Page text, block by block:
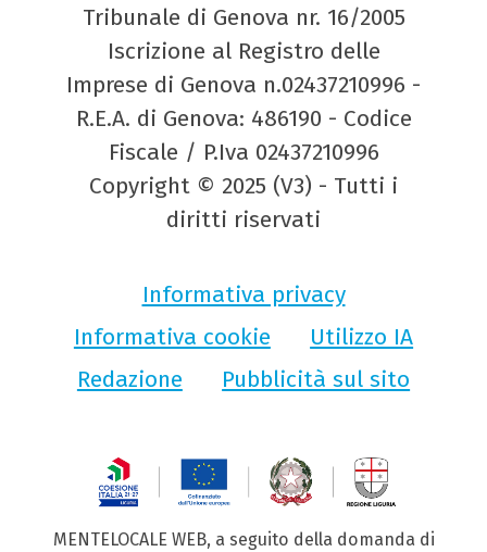
Tribunale di Genova nr. 16/2005
Iscrizione al Registro delle
Imprese di Genova n.02437210996 -
R.E.A. di Genova: 486190 - Codice
Fiscale / P.Iva 02437210996
Copyright © 2025 (V3) - Tutti i
diritti riservati
Informativa privacy
Informativa cookie
Utilizzo IA
Redazione
Pubblicità sul sito
MENTELOCALE WEB, a seguito della domanda di